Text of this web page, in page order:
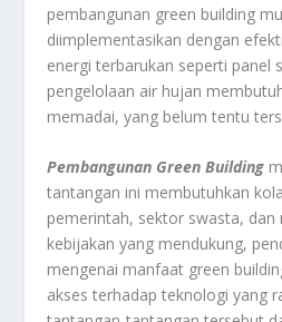
pembangunan green building
diimplementasikan dengan
energi terbarukan seperti panel
pengelolaan air hujan
memadai, yang belum tentu
Pembangunan Green Building
tantangan ini membutuhkan
pemerintah, sektor swasta, dan
kebijakan yang mendukung,
mengenai manfaat green
akses terhadap teknologi yang